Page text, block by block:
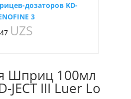
дозаторов KD-
3
UZS
Шприц 100мл
JECT III Luer Lo